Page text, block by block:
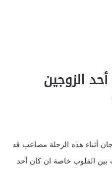
الزوجين
أثناء هذه الرحلة مصاعب قد
القلوب خاصة ان كان أحد